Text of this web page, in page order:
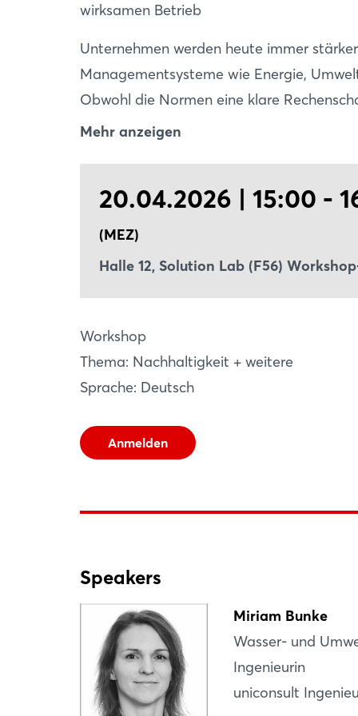
wirksamen Betrieb
Unternehmen werden heute immer
Managementsysteme wie Energie, Umwelt oder Qualitätsmanagement
Obwohl die Normen eine klare
existieren viele dieser Systeme in der
scheinen. Werden Managementsysteme
zentralen Unternehmensentscheidungen
Doppelter Aufwand bei halbem Nutzen:
chancenbasiertes Managementsystem
Session zeigen wir anhand zahlreicher
Praxis, wo typische Fallstricke lauern und
Managementsystemen immer wieder
Mehr anzeigen
20.04.2026 | 15:00 -
(MEZ)
Halle 12, Solution Lab (F56)
Workshop
Thema: Nachhaltigkeit + weitere
Sprache: Deutsch
Anmelden
Speakers
Miriam Bunke
Wasser- und
Ingenieurin
uniconsult